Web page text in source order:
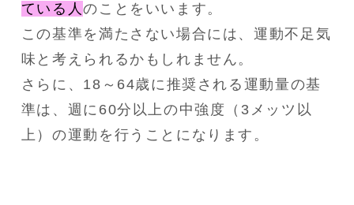
ている人のことをいいます。
この基準を満たさない場合には、運動不足気
味と考えられるかもしれません。
さらに、18～64歳に推奨される運動量の基
準は、週に60分以上の中強度（3メッツ以
上）の運動を行うことになります。